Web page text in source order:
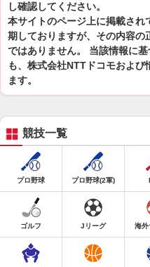
し確認してください。
本サイトのページ上に掲載さ
期しておりますが、その内容
ではありません。 当該情報に
も、株式会社NTTドコモおよ
ます。
競技一覧
プロ野球 プロ野球(2軍)
ゴルフ Jリーグ 海外